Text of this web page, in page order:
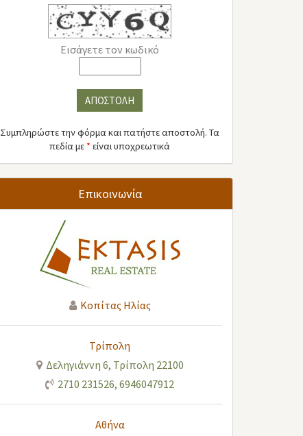
Εισάγετε τον κωδικό
ΑΠΟΣΤΟΛΗ
Συμπληρώστε την φόρμα και πατήστε αποστολή. Τα
πεδία με * είναι υποχρεωτικά
Επικοινωνία
Κοπίτας Ηλίας
Τρίπολη
Δεληγιάννη 6, Τρίπολη 22100
2710 231526, 6946047912
Αθήνα